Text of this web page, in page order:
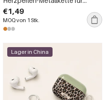
Handy und Tasche
€1,49
MOQ von 1 Stk.
Lager in China